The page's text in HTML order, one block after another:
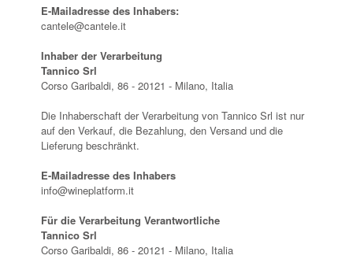
E-Mailadresse des Inhabers:
cantele@cantele.it
Inhaber der Verarbeitung
Tannico Srl
Corso Garibaldi, 86 - 20121 - Milano, Italia
Die Inhaberschaft der Verarbeitung von Tannico Srl ist nur
auf den Verkauf, die Bezahlung, den Versand und die
Lieferung beschränkt.
E-Mailadresse des Inhabers
info@wineplatform.it
Für die Verarbeitung Verantwortliche
Tannico Srl
Corso Garibaldi, 86 - 20121 - Milano, Italia